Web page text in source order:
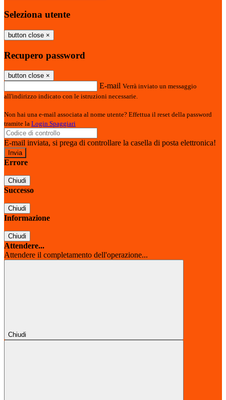
Seleziona utente
button close ×
Recupero password
button close ×
E-mail Verrà inviato un messaggio
all'indirizzo indicato con le istruzioni necessarie.
Non hai una e-mail associata al nome utente? Effettua il reset della password
tramite la Login Spaggiari
E-mail inviata, si prega di controllare la casella di posta elettronica!
Errore
Chiudi
Successo
Chiudi
Informazione
Chiudi
Attendere...
Attendere il completamento dell'operazione...
Chiudi